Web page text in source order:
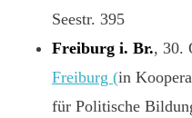
Seestr. 395
Freiburg i. Br., 30.
Freiburg (in
für Politische